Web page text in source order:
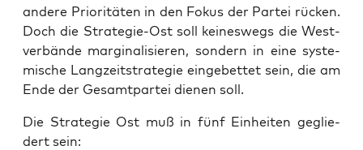
ande­re Prio­ri­tä­ten in den Fokus der Par­tei rücken.
Doch die Stra­te­gie-Ost soll kei­nes­wegs die West­
ver­bän­de mar­gi­na­li­sie­ren, son­dern in eine sys­te­
mi­sche Lang­zeit­stra­te­gie ein­ge­bet­tet sein, die am
Ende der Gesamt­par­tei die­nen soll.
Die Stra­te­gie Ost muß in fünf Ein­hei­ten geglie­
dert sein: